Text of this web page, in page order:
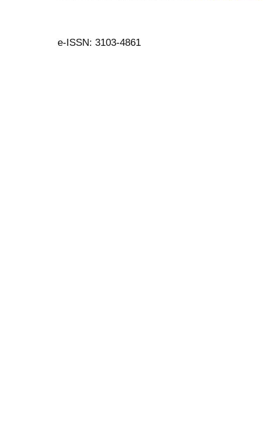
e-ISSN: 3103-4861